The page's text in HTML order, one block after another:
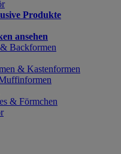
Produkte
ansehen
Backformen
& Kastenformen
& Förmchen